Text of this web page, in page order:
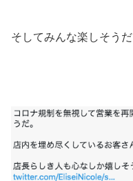
そしてみんな楽しそうだ